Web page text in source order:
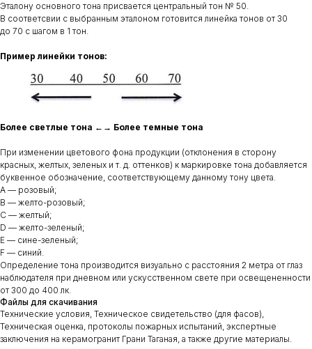
Эталону основного тона присвается центральный тон № 50.
В соответсвии с выбранным эталоном готовится линейка тонов от 30
до 70 с шагом в 1 тон.
Пример линейки тонов:
Более светлые тона ←→ Более темные тона
При изменении цветового фона продукции (отклонения в сторону
красных, желтых, зеленых и т. д. оттенков) к маркировке тона добавляется
буквенное обозначение, соответствующему данному тону цвета.
A — розовый;
B — желто-розовый;
С — желтый;
D — желто-зеленый;
E — сине-зеленый;
F — синий.
Определение тона производится визуально с расстояния 2 метра от глаз
наблюдателя при дневном или ускусственном свете при освещененности
от 300 до 400 лк.
Файлы для скачивания
Технические условия, Техническое свидетельство (для фасов),
Техническая оценка, протоколы пожарных испытаний, экспертные
заключения на керамогранит Грани Таганая, а также другие материалы.